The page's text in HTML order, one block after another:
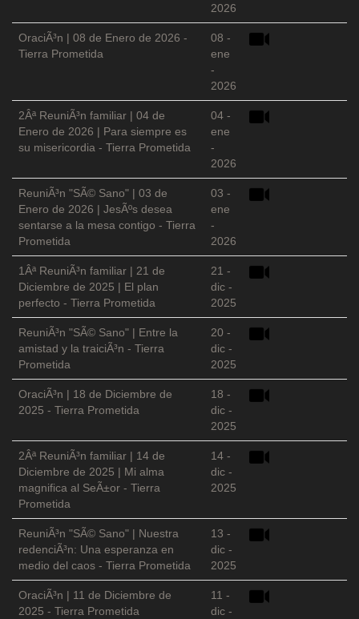
2026
OraciÃ³n | 08 de Enero de 2026 -
Tierra Prometida
08 -
ene
-
2026
2Âª ReuniÃ³n familiar | 04 de
Enero de 2026 | Para siempre es
su misericordia - Tierra Prometida
04 -
ene
-
2026
ReuniÃ³n "SÃ© Sano" | 03 de
Enero de 2026 | JesÃºs desea
sentarse a la mesa contigo - Tierra
Prometida
03 -
ene
-
2026
1Âª ReuniÃ³n familiar | 21 de
Diciembre de 2025 | El plan
perfecto - Tierra Prometida
21 -
dic -
2025
ReuniÃ³n "SÃ© Sano" | Entre la
amistad y la traiciÃ³n - Tierra
Prometida
20 -
dic -
2025
OraciÃ³n | 18 de Diciembre de
2025 - Tierra Prometida
18 -
dic -
2025
2Âª ReuniÃ³n familiar | 14 de
Diciembre de 2025 | Mi alma
magnifica al SeÃ±or - Tierra
Prometida
14 -
dic -
2025
ReuniÃ³n "SÃ© Sano" | Nuestra
redenciÃ³n: Una esperanza en
medio del caos - Tierra Prometida
13 -
dic -
2025
OraciÃ³n | 11 de Diciembre de
2025 - Tierra Prometida
11 -
dic -